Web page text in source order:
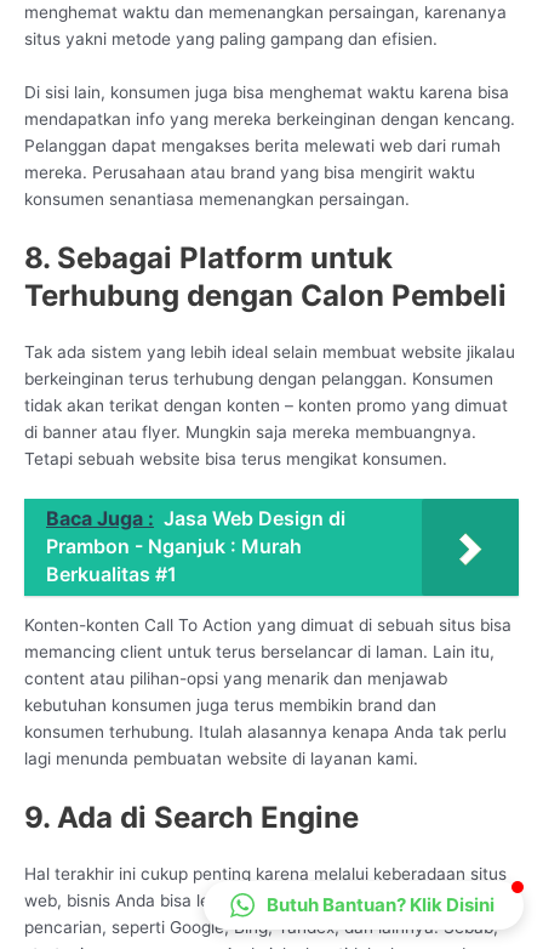
menghemat waktu dan memenangkan persaingan, karenanya
situs yakni metode yang paling gampang dan efisien.
Di sisi lain, konsumen juga bisa menghemat waktu karena bisa
mendapatkan info yang mereka berkeinginan dengan kencang.
Pelanggan dapat mengakses berita melewati web dari rumah
mereka. Perusahaan atau brand yang bisa mengirit waktu
konsumen senantiasa memenangkan persaingan.
8. Sebagai Platform untuk
Terhubung dengan Calon Pembeli
Tak ada sistem yang lebih ideal selain membuat website jikalau
berkeinginan terus terhubung dengan pelanggan. Konsumen
tidak akan terikat dengan konten – konten promo yang dimuat
di banner atau flyer. Mungkin saja mereka membuangnya.
Tetapi sebuah website bisa terus mengikat konsumen.
Baca Juga : Jasa Web Design di
Prambon - Nganjuk : Murah
Berkualitas #1
Konten-konten Call To Action yang dimuat di sebuah situs bisa
memancing client untuk terus berselancar di laman. Lain itu,
content atau pilihan-opsi yang menarik dan menjawab
kebutuhan konsumen juga terus membikin brand dan
konsumen terhubung. Itulah alasannya kenapa Anda tak perlu
lagi menunda pembuatan website di layanan kami.
9. Ada di Search Engine
Hal terakhir ini cukup penting karena melalui keberadaan situs
web, bisnis Anda bisa lebih mudah ditemukan di mesin
pencarian, seperti Google, Bing, Yandex, dan lainnya. Sebab,
CS Lenteraweb
Online
Butuh Bantuan? Klik Disini